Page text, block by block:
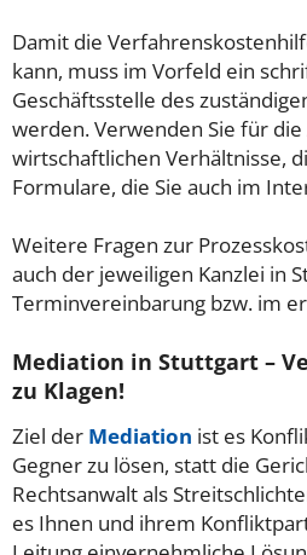
Damit die
kann, muss im Vorfeld ein
Geschäftsstelle des
werden. Verwenden Sie für
wirtschaftlichen Verhältnisse,
Formulare, die Sie auch im
Weitere Fragen zur
auch der jeweiligen Kanzlei in
Terminvereinbarung bzw. im
Mediation in Stuttgart –
zu Klagen!
Ziel der Mediation ist es
Gegner zu lösen, statt die
Rechtsanwalt als
es Ihnen und ihrem